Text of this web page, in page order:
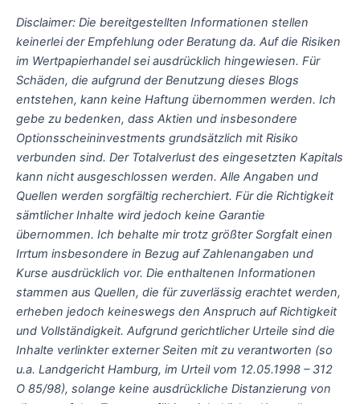
Disclaimer: Die bereitgestellten Informationen stellen
keinerlei der Empfehlung oder Beratung da. Auf die Risiken
im Wertpapierhandel sei ausdrücklich hingewiesen. Für
Schäden, die aufgrund der Benutzung dieses Blogs
entstehen, kann keine Haftung übernommen werden. Ich
gebe zu bedenken, dass Aktien und insbesondere
Optionsscheininvestments grundsätzlich mit Risiko
verbunden sind. Der Totalverlust des eingesetzten Kapitals
kann nicht ausgeschlossen werden. Alle Angaben und
Quellen werden sorgfältig recherchiert. Für die Richtigkeit
sämtlicher Inhalte wird jedoch keine Garantie
übernommen. Ich behalte mir trotz größter Sorgfalt einen
Irrtum insbesondere in Bezug auf Zahlenangaben und
Kurse ausdrücklich vor. Die enthaltenen Informationen
stammen aus Quellen, die für zuverlässig erachtet werden,
erheben jedoch keineswegs den Anspruch auf Richtigkeit
und Vollständigkeit. Aufgrund gerichtlicher Urteile sind die
Inhalte verlinkter externer Seiten mit zu verantworten (so
u.a. Landgericht Hamburg, im Urteil vom 12.05.1998 – 312
O 85/98), solange keine ausdrückliche Distanzierung von